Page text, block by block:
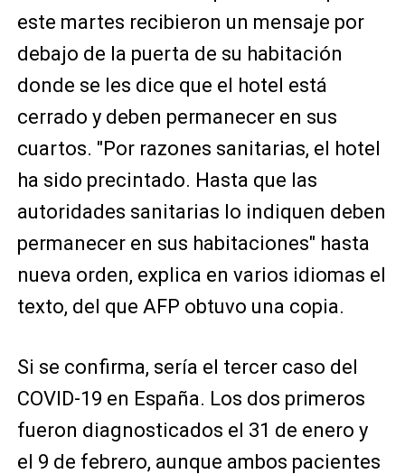
este martes recibieron un mensaje por
debajo de la puerta de su habitación
donde se les dice que el hotel está
cerrado y deben permanecer en sus
cuartos. "Por razones sanitarias, el hotel
ha sido precintado. Hasta que las
autoridades sanitarias lo indiquen deben
permanecer en sus habitaciones" hasta
nueva orden, explica en varios idiomas el
texto, del que AFP obtuvo una copia.
Si se confirma, sería el tercer caso del
COVID-19 en España. Los dos primeros
fueron diagnosticados el 31 de enero y
el 9 de febrero, aunque ambos pacientes